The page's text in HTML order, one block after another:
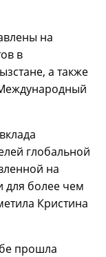
на
в
а также
глобальной
на
для более чем
Кристина
прошла